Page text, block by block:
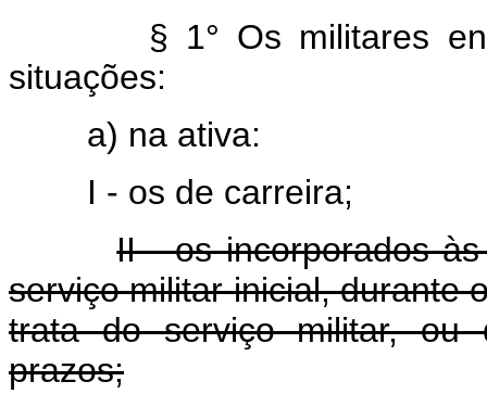
§ 1° Os militares
situações:
a) na ativa:
I - os de carreira;
II - os incorporados
serviço militar inicial, durante
trata do serviço militar, ou
prazos;